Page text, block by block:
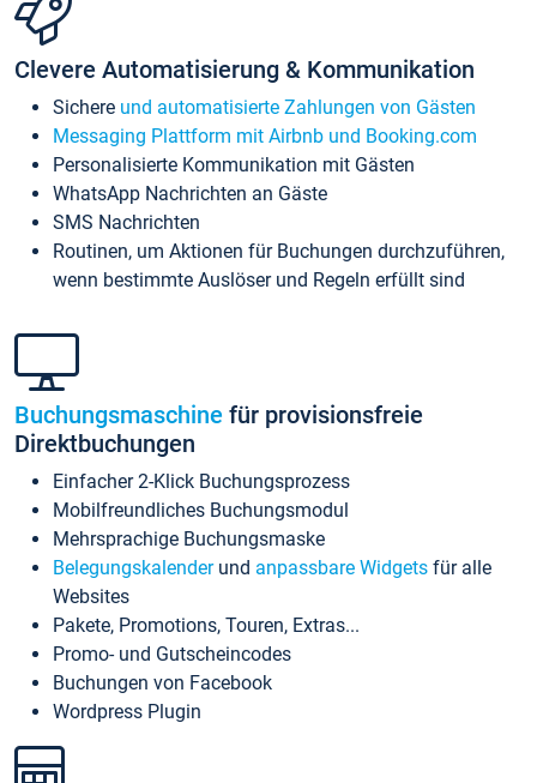
Clevere Automatisierung & Kommunikation
Sichere und automatisierte Zahlungen von Gästen
Messaging Plattform mit Airbnb und Booking.com
Personalisierte Kommunikation mit Gästen
WhatsApp Nachrichten an Gäste
SMS Nachrichten
Routinen, um Aktionen für Buchungen durchzuführen,
wenn bestimmte Auslöser und Regeln erfüllt sind
Buchungsmaschine für provisionsfreie
Direktbuchungen
Einfacher 2-Klick Buchungsprozess
Mobilfreundliches Buchungsmodul
Mehrsprachige Buchungsmaske
Belegungskalenderund anpassbare Widgets für alle
Websites
Pakete, Promotions, Touren, Extras...
Promo- und Gutscheincodes
Buchungen von Facebook
Wordpress Plugin